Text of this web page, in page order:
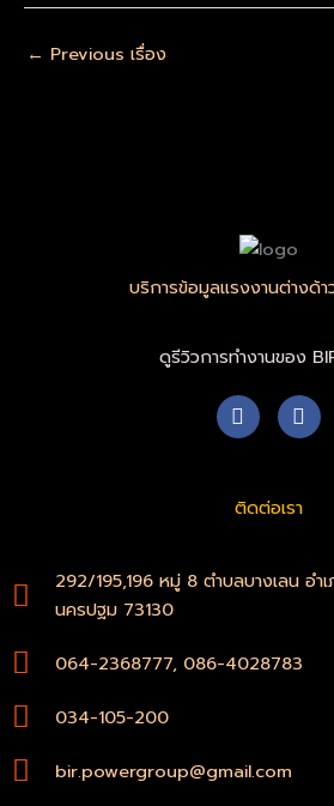
← Previous เรื่อง
บริการข้อมูลแรงงานต่างด้า
ดูรีวิวการทำงานของ
F
a
c
o
-
W
h
a
a
ติดต่อเรา
292/195,196 หมู่ 8 ตำบลบางเลน อำ
นครปฐม 73130
064-2368777, 086-4028783
034-105-200
bir.powergroup@gmail.com